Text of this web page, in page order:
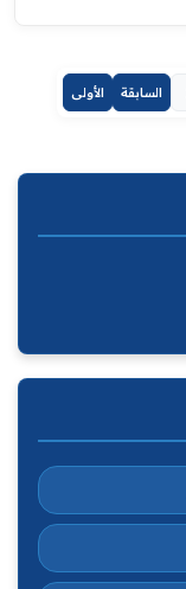
الأولى السابقة